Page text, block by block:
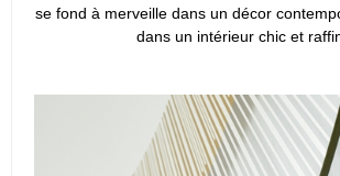
se fond à merveille dans un décor
dans un intérieur chic et